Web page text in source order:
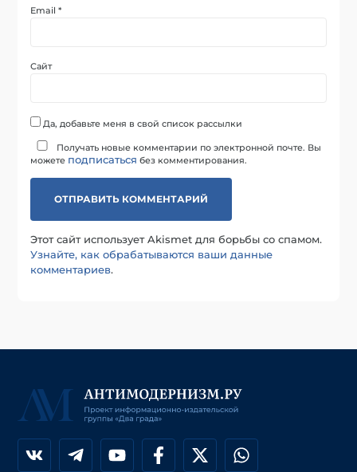
Email*
Сайт
Да, добавьте меня в свой список рассылки
Получать новые комментарии по электронной почте. Вы
можете подписаться без комментирования.
Этот сайт использует Akismet для борьбы со спамом.
Узнайте, как обрабатываются ваши данные
комментариев.